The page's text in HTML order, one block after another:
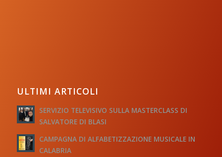
ULTIMI ARTICOLI
SERVIZIO TELEVISIVO SULLA MASTERCLASS DI
SALVATORE DI BLASI
CAMPAGNA DI ALFABETIZZAZIONE MUSICALE IN
CALABRIA